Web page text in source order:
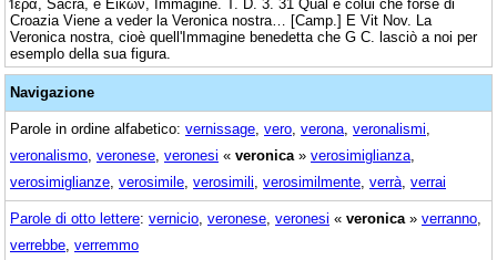
̓Ιερά, Sacra, e Εἰκών, Immagine. T. D. 3. 31 Qual è colui che forse di
Croazia Viene a veder la Veronica nostra… [Camp.] E Vit Nov. La
Veronica nostra, cioè quell'Immagine benedetta che G C. lasciò a noi per
esemplo della sua figura.
Navigazione
Parole in ordine alfabetico: vernissage vero verona veronalismi
veronalismo veronese veronesi « veronica » verosimiglianza
verosimiglianze verosimile verosimili verosimilmente verrà verrai
Parole di otto lettere: vernicio veronese veronesi « veronica » verranno
verrebbe verremmo